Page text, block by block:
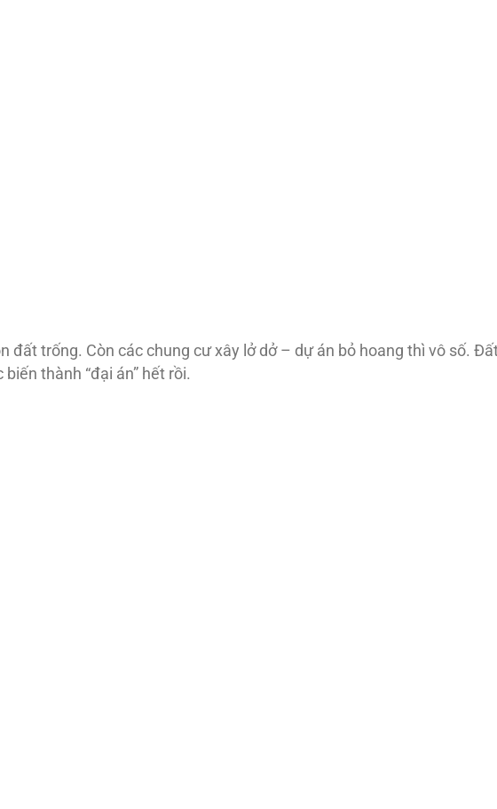
đất trống. Còn các chung cư xây lở dở – dự án bỏ hoang thì vô số.
thành “đại án” hết rồi.